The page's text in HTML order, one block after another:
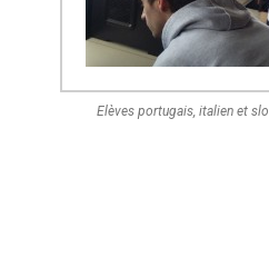
Elèves portugais, italien et